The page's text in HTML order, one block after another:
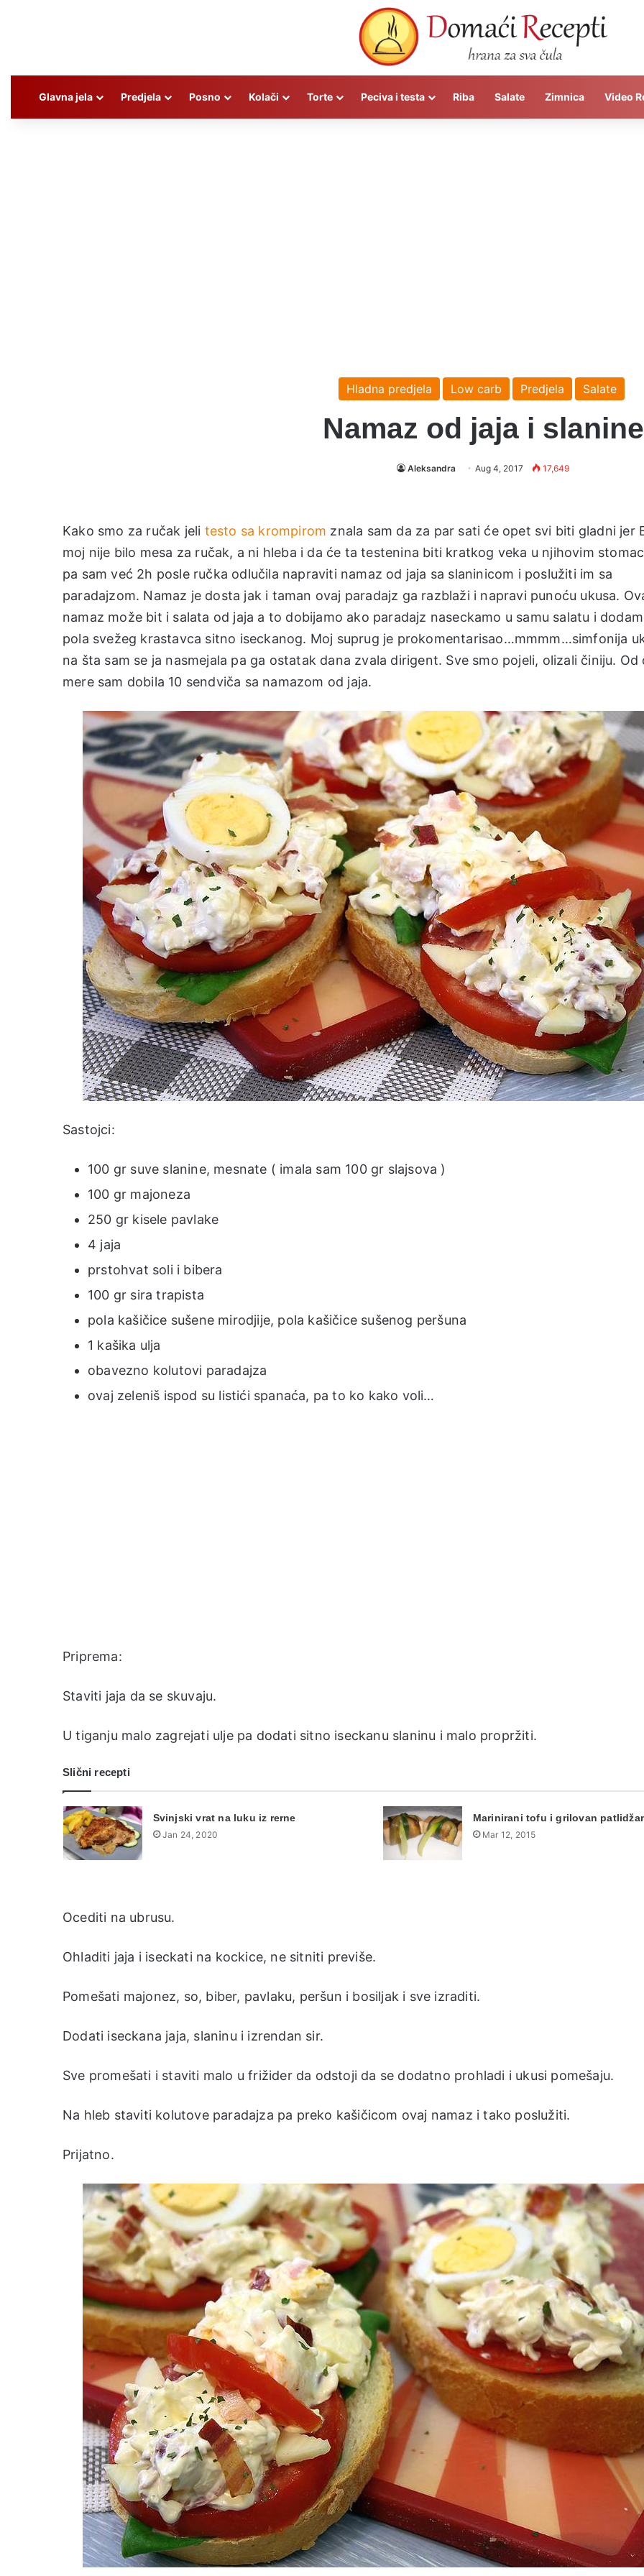
Glavna jela Predjela Posno Kolači Torte Peciva i testa Riba Salate Zimnica Video
Hladna predjela Low carb Predjela Salate
Namaz od jaja i slanine
Aleksandra Aug 4, 2017 17,649
Kako smo za ručak jeli testo sa krompirom znala sam da za par sati će opet svi biti gladni jer
moj nije bilo mesa za ručak, a ni hleba i da će ta testenina biti kratkog veka u njihovim
pa sam već 2h posle ručka odlučila napraviti namaz od jaja sa slaninicom i poslužiti im sa
paradajzom. Namaz je dosta jak i taman ovaj paradajz ga razblaži i napravi punoću ukusa.
namaz može bit i salata od jaja a to dobijamo ako paradajz naseckamo u samu salatu i
pola svežeg krastavca sitno iseckanog. Moj suprug je prokomentarisao…mmmm…simfonija
na šta sam se ja nasmejala pa ga ostatak dana zvala dirigent. Sve smo pojeli, olizali činiju. Od
mere sam dobila 10 sendviča sa namazom od jaja.
Sastojci:
100 gr suve slanine, mesnate ( imala sam 100 gr slajsova )
100 gr majoneza
250 gr kisele pavlake
4 jaja
prstohvat soli i bibera
100 gr sira trapista
pola kašičice sušene mirodjije, pola kašičice sušenog peršuna
1 kašika ulja
obavezno kolutovi paradajza
ovaj zeleniš ispod su listići spanaća, pa to ko kako voli…
Priprema:
Staviti jaja da se skuvaju.
U tiganju malo zagrejati ulje pa dodati sitno iseckanu slaninu i malo propržiti.
Slični recepti
Svinjski vrat na luku iz rerne
Jan 24, 2020
Marinirani tofu i grilovan
Mar 12, 2015
Ocediti na ubrusu.
Ohladiti jaja i iseckati na kockice, ne sitniti previše.
Pomešati majonez, so, biber, pavlaku, peršun i bosiljak i sve izraditi.
Dodati iseckana jaja, slaninu i izrendan sir.
Sve promešati i staviti malo u frižider da odstoji da se dodatno prohladi i ukusi pomešaju.
Na hleb staviti kolutove paradajza pa preko kašičicom ovaj namaz i tako poslužiti.
Prijatno.